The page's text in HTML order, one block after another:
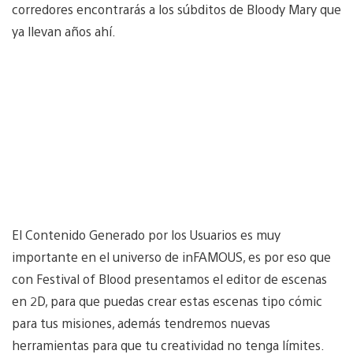
corredores encontrarás a los súbditos de Bloody Mary que
ya llevan años ahí.
El Contenido Generado por los Usuarios es muy
importante en el universo de inFAMOUS, es por eso que
con Festival of Blood presentamos el editor de escenas
en 2D, para que puedas crear estas escenas tipo cómic
para tus misiones, además tendremos nuevas
herramientas para que tu creatividad no tenga límites.